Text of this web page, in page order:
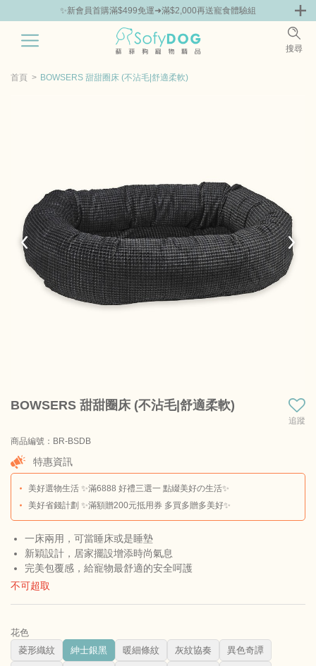
🎁Hello新朋友！完成註冊送指定商品85折抵用券
搜尋
零食專區 飼料 | 凍乾優惠組 主食罐 | 餐包優惠
首頁 BOWSERS 甜甜圈床 (不沾毛|舒適柔軟)
BOWSERS 甜甜圈床 (不沾毛|舒適柔軟)
追蹤
商品編號：BR-BSDB
特惠資訊
美好選物生活 ✨滿6888 好禮三選一 點綴美好の生活✨
美好省錢計劃 ✨滿額贈200元抵用券 多買多贈多美好✨
一床兩用，可當睡床或是睡墊
新穎設計，居家擺設增添時尚氣息
完美包覆感，給寵物最舒適的安全呵護
不可超取
花色
菱形織紋
紳士銀黑 暖細條紋 灰紋協奏 異色奇譚